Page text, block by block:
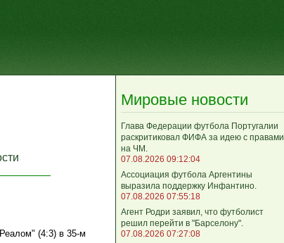
(4:3) в 35-м
Мировые новости
Глава Федерации футбола Португалии
раскритиковал ФИФА за идею с правами
на ЧМ.
07.08.2026 09:12:04
Ассоциация футбола Аргентины
выразила поддержку Инфантино.
07.08.2026 07:55:18
Агент Родри заявил, что футболист
решил перейти в "Барселону".
07.08.2026 07:27:08